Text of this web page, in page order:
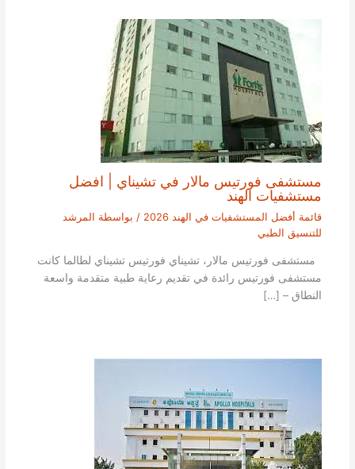
مستشفى فورتيس مالار في تشيناي | افضل
مستشفيات الهند
قائمة أفضل المستشفيات في الهند 2026 / بواسطة المرشد
للتنسيق الطبي
مستشفى فورتيس مالار، تشيناي فورتيس تشيناي لطالما كانت
مستشفى فورتيس رائدة في تقديم رعاية طبية متقدمة واسعة
النطاق – […]